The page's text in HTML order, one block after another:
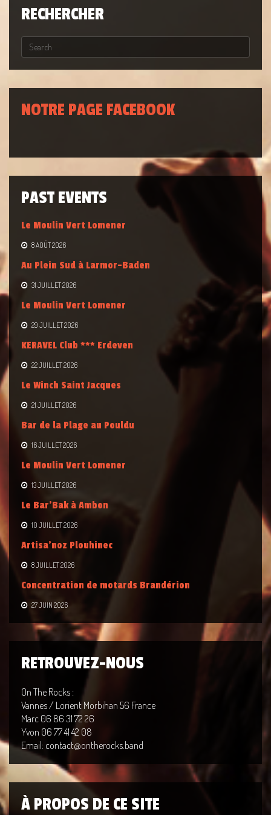
RECHERCHER
NOTRE PAGE FACEBOOK
PAST EVENTS
Le Moulin Vert Lomener
8 AOÛT 2026
Au Plein Sud à Larmor-Baden
31 JUILLET 2026
Le Moulin Vert Lomener
29 JUILLET 2026
KERAVEL Club *** Erdeven
22 JUILLET 2026
Le Winch Saint Jacques
21 JUILLET 2026
Bar de la Plage au Pouldu
16 JUILLET 2026
Le Moulin Vert Lomener
13 JUILLET 2026
Le Bar’Bak à Ambon
10 JUILLET 2026
Artisa’noz Plouhinec
8 JUILLET 2026
Concentration de motards Brandérion
27 JUIN 2026
RETROUVEZ-NOUS
On The Rocks :
Vannes / Lorient Morbihan 56 France
Marc 06 86 31 72 26
Yvon 06 77 41 42 08
Email: contact@ontherocks.band
À PROPOS DE CE SITE